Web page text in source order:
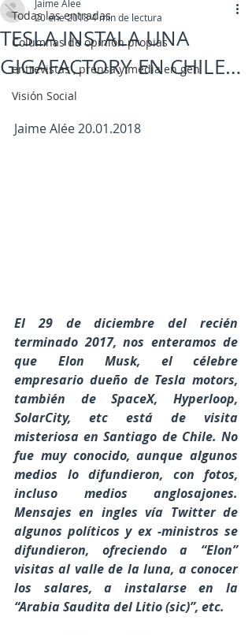
Todas las entradas
Columnas de opinión propias
entrevistas , prensa y media en gen
Visión Social
TESLA INSTALA UNA
GIGAFACTORY EN CHILE…
Jaime Alee
20 ene 20184 min de lectura
Jaime Alée 20.01.2018
El 29 de diciembre del recién
terminado 2017, nos enteramos de
que Elon Musk, el célebre
empresario dueño de Tesla motors,
también de SpaceX, Hyperloop,
SolarCity, etc está de visita
misteriosa en Santiago de Chile. No
fue muy conocido, aunque algunos
medios lo difundieron, con fotos,
incluso medios anglosajones.
Mensajes en ingles vía Twitter de
algunos políticos y ex -ministros se
difundieron, ofreciendo a “Elon”
visitas al valle de la luna, a conocer
los salares, a instalarse en la
“Arabia Saudita del Litio (sic)”, etc.